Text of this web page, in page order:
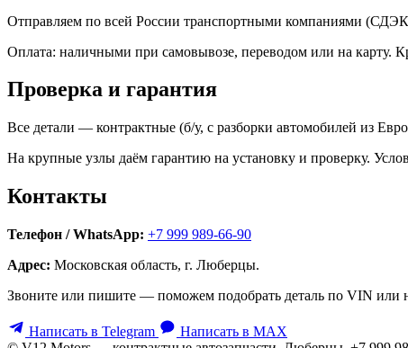
Отправляем по всей России транспортными компаниями
Оплата: наличными при самовывозе, переводом или на карту.
Проверка и гарантия
Все детали — контрактные (б/у, с разборки автомобилей из
На крупные узлы даём гарантию на установку и проверку.
Контакты
Телефон / WhatsApp: +7 999 989-66-90
Адрес: Московская область, г. Люберцы.
Звоните или пишите — поможем подобрать деталь по VIN или
Написать в Telegram
Написать в MAX